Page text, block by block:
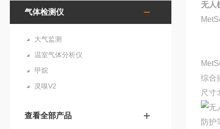
气体检测仪
大气监测
温室气体分析仪
甲烷
灵嗅V2
查看全部产品
无人
综合
尺寸
防护